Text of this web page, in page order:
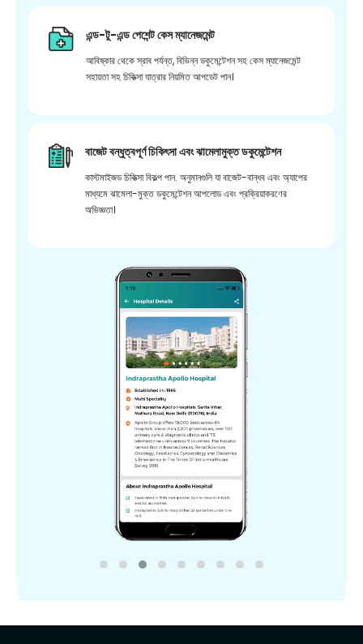
এন্ড-টু-এন্ড পেশেন্ট কেস ম্যানেজমেন্ট
আবিষ্কার থেকে স্রাব পর্যন্ত, বিভিন্ন ডকুমেন্টেশন সহ কেস ম্যানেজমেন্ট
সহায়তা সহ চিকিত্সা যাত্রার নিয়মিত আপডেট পান।
বাজেট বন্ধুত্বপূর্ণ চিকিৎসা এবং ঝামেলামুক্ত ডকুমেন্টেশন
কাস্টমাইজড চিকিত্সা বিকল্প পান. অনুমানগুলি যা বাজেট-বান্ধব এবং অ্যাপের
মাধ্যমে ঝামেলা-মুক্ত ডকুমেন্টেশন আপলোড এবং প্রক্রিয়াকরণের
অভিজ্ঞতা।